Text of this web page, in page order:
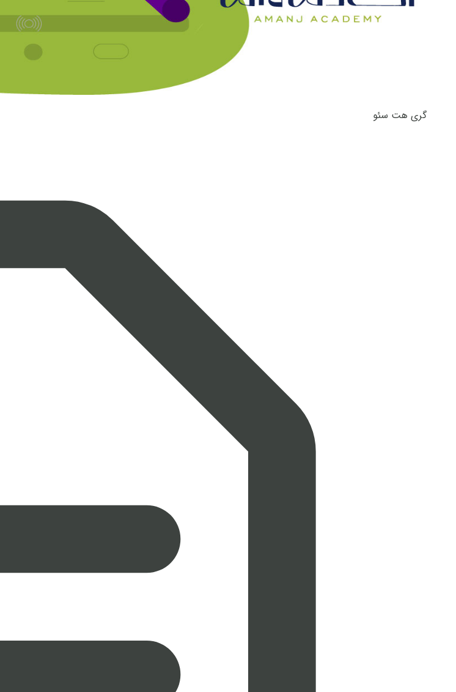
گری هت سئو